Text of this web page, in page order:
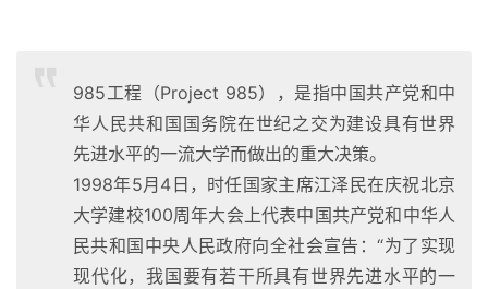
985工程（Project 985），是指中国共产党和中
华人民共和国国务院在世纪之交为建设具有世界
先进水平的一流大学而做出的重大决策。
1998年5月4日，时任国家主席江泽民在庆祝北京
大学建校100周年大会上代表中国共产党和中华人
民共和国中央人民政府向全社会宣告：“为了实现
现代化，我国要有若干所具有世界先进水平的一